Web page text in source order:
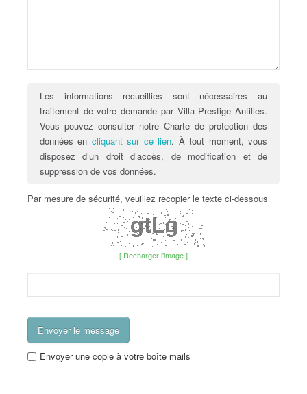
Les informations recueillies sont nécessaires au
traitement de votre demande par Villa Prestige Antilles.
Vous pouvez consulter notre Charte de protection des
données en cliquant sur ce lien. À tout moment, vous
disposez d’un droit d’accès, de modification et de
suppression de vos données.
Par mesure de sécurité, veuillez recopier le texte ci-dessous
[ Recharger l'image ]
Envoyer une copie à votre boîte mails